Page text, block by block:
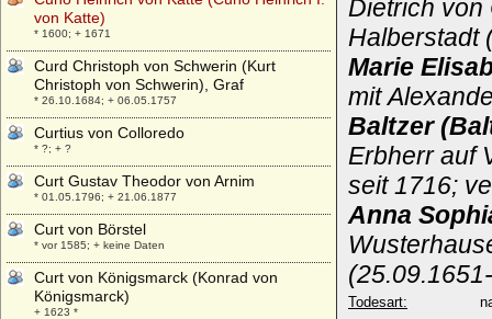
Dietrich von
Halberstadt
Marie
mit
Baltzer
Erbherr auf
seit 1716;
Anna
Todesart:
von Katte)
* 1600; + 1671
Curd Christoph von Schwerin (Kurt
Christoph von Schwerin), Graf
* 26.10.1684; + 06.05.1757
Curtius von Colloredo
* ?; + ?
Curt Gustav Theodor von Arnim
* 01.05.1796; + 21.06.1877
Curt von Börstel
* vor 1585; + keine Daten
Curt von Königsmarck (Konrad von
Königsmarck)
+ 1623 *